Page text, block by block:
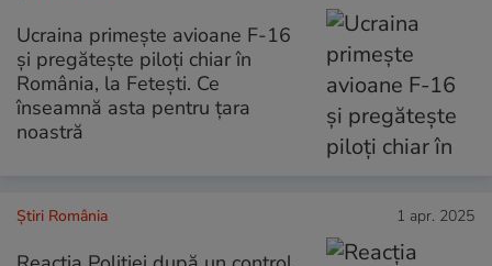
Ucraina primește avioane F-16
și pregătește piloți chiar în
România, la Fetești. Ce
înseamnă asta pentru țara
noastră
Știri România 1 apr. 2025